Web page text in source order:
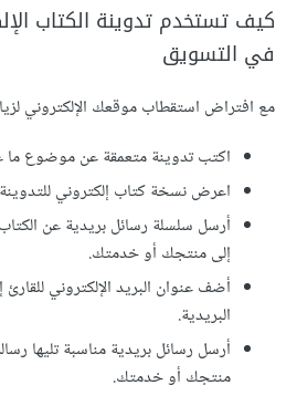
كيف تستخدم تدوينة الكتاب
في التسويق
مع افتراض استقطاب موقعك الإلكتروني
اكتب تدوينة متعمقة عن موضوع
اعرض نسخة كتاب إلكتروني للتدوينة
أرسل سلسلة رسائل بريدية عن
إلى منتجك أو خدمتك.
أضف عنوان البريد الإلكتروني
البريدية.
أرسل رسائل بريدية مناسبة تليها
منتجك أو خدمتك.